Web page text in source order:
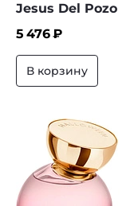
Jesus Del Pozo
5 476₽
В корзину